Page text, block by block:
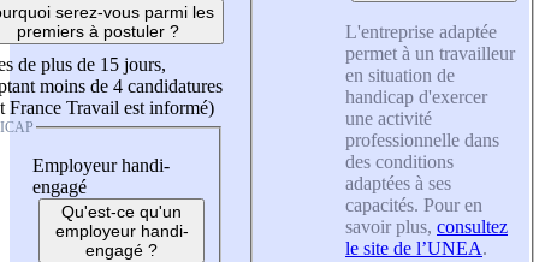
serez-vous parmi les
premiers à postuler ?
de plus de 15 jours,
moins de 4 candidatures
France Travail est informé)
Employeur handi-
engagé
Qu'est-ce qu'un
employeur handi-
engagé ?
L'entreprise adaptée
permet à un travailleur
en situation de
handicap d'exercer
une activité
professionnelle dans
des conditions
adaptées à ses
capacités. Pour en
savoir plus, consultez
le site de l’UNEA.